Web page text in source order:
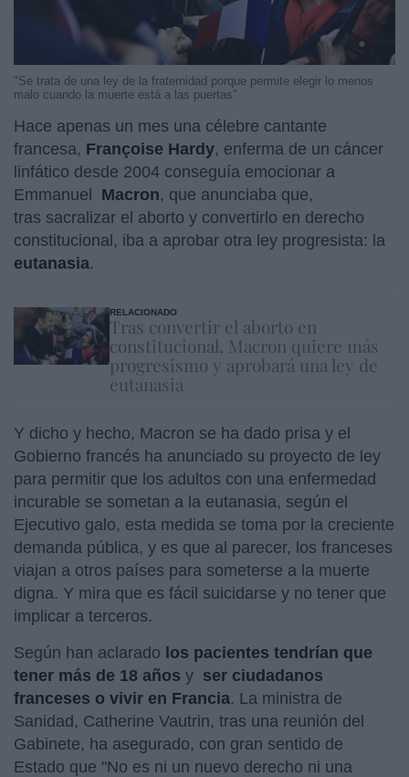
"Se trata de una ley de la fraternidad porque permite elegir lo menos
malo cuando la muerte está a las puertas"
Hace apenas un mes una célebre cantante
francesa, Françoise Hardy, enferma de un cáncer
linfático desde 2004 conseguía emocionar a
Emmanuel Macron, que anunciaba que,
tras sacralizar el aborto y convertirlo en derecho
constitucional, iba a aprobar otra ley progresista: la
eutanasia.
RELACIONADO
Tras convertir el aborto en
constitucional, Macron quiere más
progresismo y aprobará una ley de
eutanasia
Y dicho y hecho, Macron se ha dado prisa y el
Gobierno francés ha anunciado su proyecto de ley
para permitir que los adultos con una enfermedad
incurable se sometan a la eutanasia, según el
Ejecutivo galo, esta medida se toma por la creciente
demanda pública, y es que al parecer, los franceses
viajan a otros países para someterse a la muerte
digna. Y mira que es fácil suicidarse y no tener que
implicar a terceros.
Según han aclarado los pacientes tendrían que
tener más de 18 años y ser ciudadanos
franceses o vivir en Francia. La ministra de
Sanidad, Catherine Vautrin, tras una reunión del
Gabinete, ha asegurado, con gran sentido de
Estado que "No es ni un nuevo derecho ni una